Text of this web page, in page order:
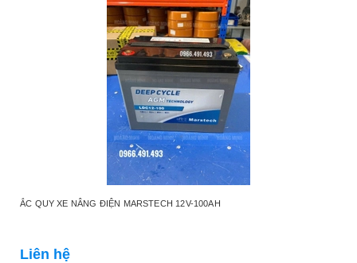
ẮC QUY XE NÂNG ĐIỆN MARSTECH 12V-100AH
Liên hệ